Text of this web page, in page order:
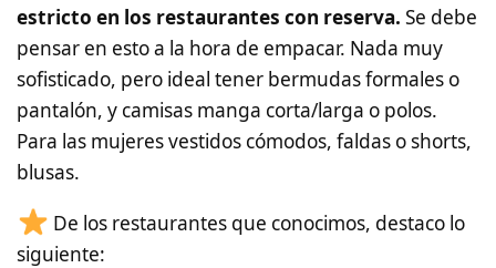
estricto en los restaurantes con reserva. Se debe
pensar en esto a la hora de empacar. Nada muy
sofisticado, pero ideal tener bermudas formales o
pantalón, y camisas manga corta/larga o polos.
Para las mujeres vestidos cómodos, faldas o shorts,
blusas.
De los restaurantes que conocimos, destaco lo
siguiente: